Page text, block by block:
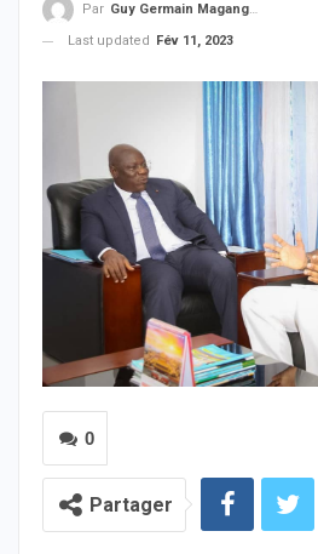
Par Guy Germain Maganga Nziengui
Last updated
Fév 11, 2023
0
Partager